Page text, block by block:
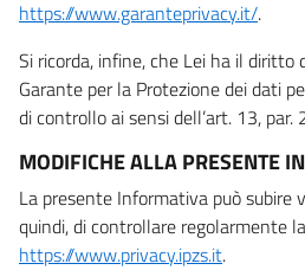
https://www.garanteprivacy.it/.
Si ricorda, infine, che Lei ha il diritto
Garante per la Protezione dei dati
di controllo ai sensi dell’art. 13, par.
MODIFICHE ALLA PRESENTE
La presente Informativa può subire
quindi, di controllare regolarmente
https://www.privacy.ipzs.it.